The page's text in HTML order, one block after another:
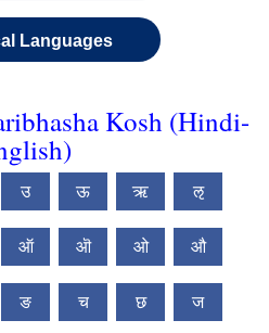
Languages
Kosh (Hindi-
उ ऊ ऋ ऌ
ऑ ऒ ओ औ
ङ च छ ज